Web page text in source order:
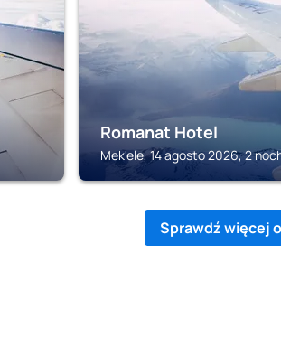
Romanat Hotel
Mek'ele, 14 agosto 2026, 2
Sprawdź więcej